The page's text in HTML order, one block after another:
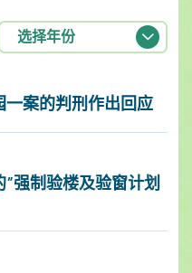
选择年份
案的判刑作出回应
强制验楼及验窗计划